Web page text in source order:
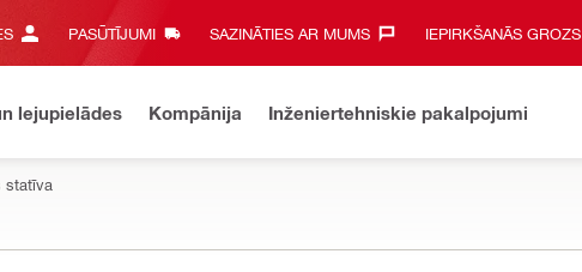
PASŪTĪJUMI SAZINĀTIES AR MUMS‎ IEPIRKŠANĀS GROZS
lejupielādes Kompānija Inženiertehniskie pakalpojumi
statīva